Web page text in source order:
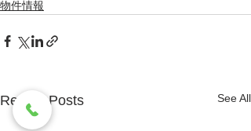
物件情報
Recent Posts See All